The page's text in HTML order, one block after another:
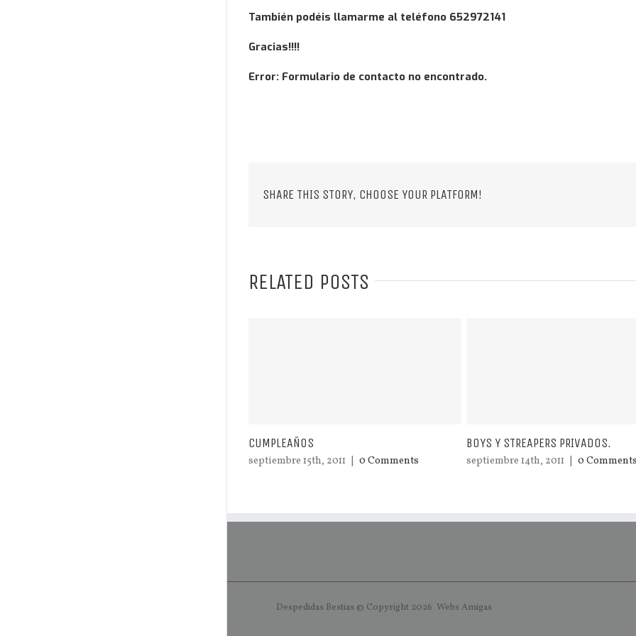
También podéis llamarme al teléfono 652972141
Gracias!!!!
Error: Formulario de contacto no encontrado.
SHARE THIS STORY, CHOOSE YOUR PLATFORM!
RELATED POSTS
CUMPLEAÑOS
septiembre 15th, 2011 0 Comments
BOYS Y STREAPERS PRIVADOS.
septiembre 14th, 2011 0 Comments
Despedidas Bestias © Copyright 2026 Webs Amigas